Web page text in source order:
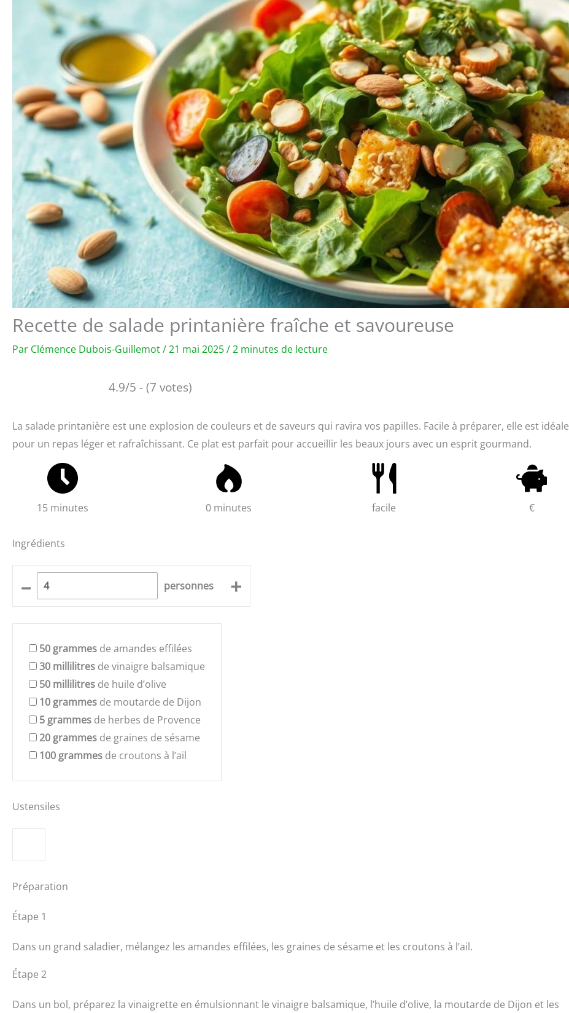
Recette de salade printanière fraîche et savoureuse
Par Clémence Dubois-Guillemot/21 mai 2025/2 minutes de lecture
4.9/5 - (7 votes)
La salade printanière est une explosion de couleurs et de saveurs qui ravira vos papilles. Facile à préparer, elle est idéale
pour un repas léger et rafraîchissant. Ce plat est parfait pour accueillir les beaux jours avec un esprit gourmand.
15 minutes 0 minutes facile €
Ingrédients
– personnes +
50 grammes de amandes effilées
30 millilitres de vinaigre balsamique
50 millilitres de huile d’olive
10 grammes de moutarde de Dijon
5 grammes de herbes de Provence
20 grammes de graines de sésame
100 grammes de croutons à l’ail
Ustensiles
Préparation
Étape 1
Dans un grand saladier, mélangez les amandes effilées, les graines de sésame et les croutons à l’ail.
Étape 2
Dans un bol, préparez la vinaigrette en émulsionnant le vinaigre balsamique, l’huile d’olive, la moutarde de Dijon et les